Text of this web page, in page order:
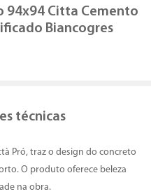
94x94 Citta Cemento
Biancogres
técnicas
Pró, traz o design do concreto
O produto oferece beleza
na obra.